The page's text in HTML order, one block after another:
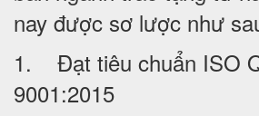
nay được sơ lược như
1. Đạt tiêu chuẩn ISO
9001:2015